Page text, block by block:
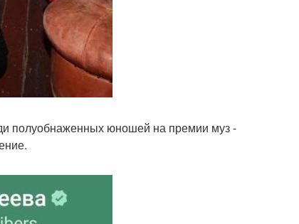
полуобнаженных юношей на премии муз -